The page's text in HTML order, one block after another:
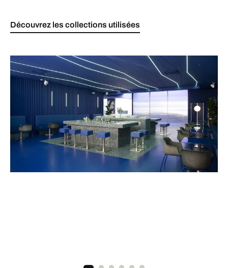
Découvrez les collections utilisées